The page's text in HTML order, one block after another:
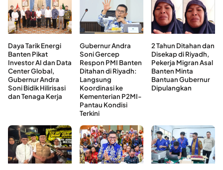
Daya Tarik Energi
Banten Pikat
Investor AI dan Data
Center Global,
Gubernur Andra
Soni Bidik Hilirisasi
dan Tenaga Kerja
Gubernur Andra
Soni Gercep
Respon PMI Banten
Ditahan di Riyadh:
Langsung
Koordinasi ke
Kementerian P2MI-
Pantau Kondisi
Terkini
2 Tahun Ditahan dan
Disekap di Riyadh,
Pekerja Migran Asal
Banten Minta
Bantuan Gubernur
Dipulangkan